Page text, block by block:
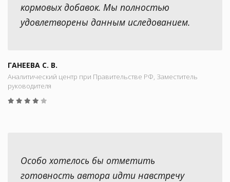
кормовых добавок. Мы полностью
удовлетворены данным иследованием.
ГАНЕЕВА С. В.
Аналитический центр при Правительстве РФ, Заместитель
руководителя
Особо хотелось бы отметить
готовность автора идти навстречу